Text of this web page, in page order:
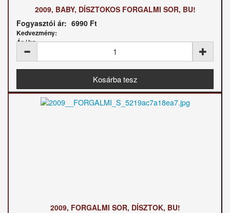
2009, BABY, DÍSZTOKOS FORGALMI SOR, BU!
Fogyasztói ár: 6990 Ft
Kedvezmény:
Ár / kg:
2009, FORGALMI SOR, DÍSZTOK, BU!